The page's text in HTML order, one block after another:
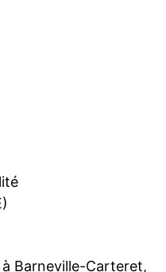
Barneville-Carteret,